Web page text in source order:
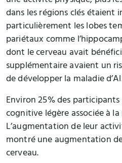
dans les régions clés étaient
particulièrement les lobes
pariétaux comme
dont le cerveau avait
supplémentaire avaient un
de développer la maladie
Environ 25% des
cognitive légère associée à
L’augmentation de leur
montré une augmentation
cerveau.